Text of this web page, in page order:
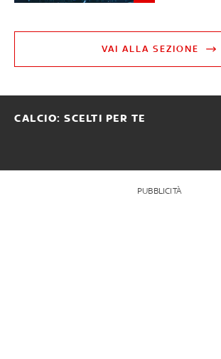
VAI ALLA SEZIONE
CALCIO: SCELTI PER TE
PUBBLICITÀ